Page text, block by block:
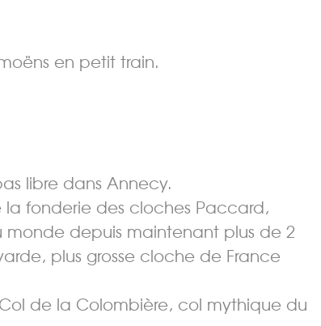
en petit train.
libre dans Annecy.
la fonderie des cloches Paccard,
depuis maintenant plus de 2
plus grosse cloche de France
de la Colombière, col mythique du